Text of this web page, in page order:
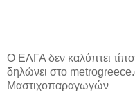
Ο ΕΛΓΑ δεν καλύπτει
δηλώνει στο
Μαστιχοπαραγωγών